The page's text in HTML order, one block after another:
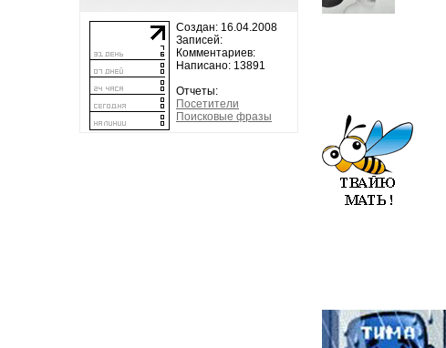
Создан: 16.04.2008
Записей:
Комментариев:
Написано: 13891
Отчеты:
Посетители
Поисковые фразы